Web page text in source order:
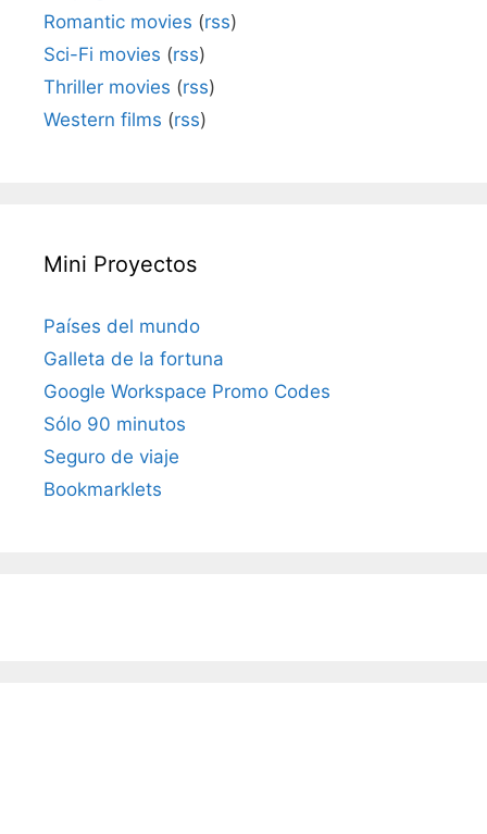
Romantic movies (rss)
Sci-Fi movies (rss)
Thriller movies (rss)
Western films (rss)
Mini Proyectos
Países del mundo
Galleta de la fortuna
Google Workspace Promo Codes
Sólo 90 minutos
Seguro de viaje
Bookmarklets